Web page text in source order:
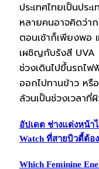
ประเทศไทยเป็นปร
หลายคนอาจคิดว่า
ตอนเช้าก็เพียงพอ
เผชิญกับรังสี UVA
ช่วงเดินไปขึ้นรถไ
ออกไปทานข้าว หรื
ล้วนเป็นช่วงเวลาที่
อัปเดต ช่างแต่งหน้า
Watch ที่สายบิวตี้ต้อ
Which Feminine